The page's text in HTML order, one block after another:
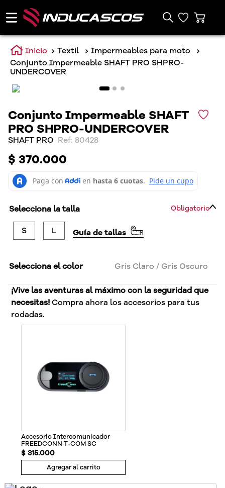
Textil
Impermeables para moto
Conjunto Impermeable SHAFT PRO SHPRO-
UNDERCOVER
Conjunto Impermeable SHAFT
PRO SHPRO-UNDERCOVER
SHAFT PRO : 80428
$ 370.000
Selecciona el color Gris Claro / Gris Oscuro
Selecciona la talla Obligatorio
S L Guía de tallas
¡Vive las aventuras al máximo con la seguridad que
necesitas!Compra ahora los accesorios para tus
rodadas.
Accesorio Intercomunicador
FREEDCONN T-COM SC
$ 315.000
Agregar al carrito